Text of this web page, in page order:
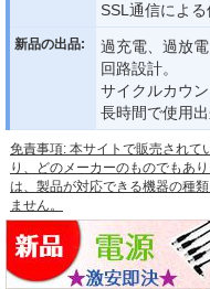
SSL通信によ
新品の出品:
過充電、過放
回路設計。
サイクルカウ
長時間で使用出
免責事項: 本サイトで販売されて
り、どのメーカーのものでもあ
は、製品が対応できる機器の種
ません。